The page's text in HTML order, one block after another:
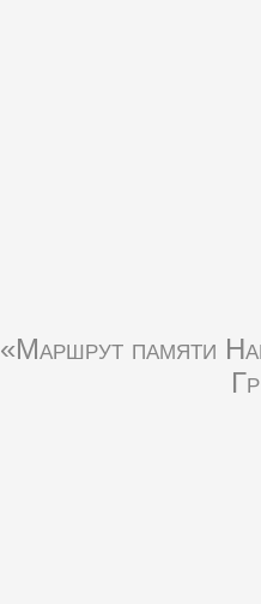
«Маршрут памяти